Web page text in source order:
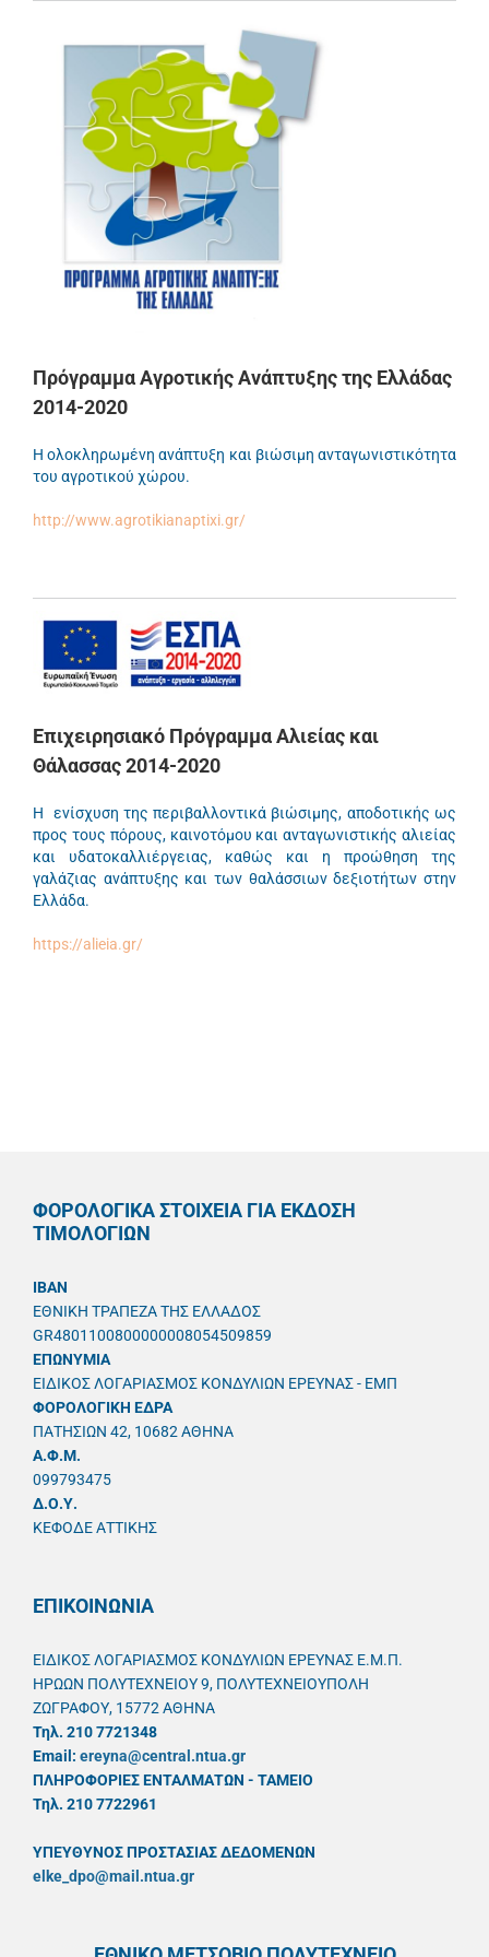
Πρόγραμμα Αγροτικής Ανάπτυξης της Ελλάδας
2014-2020
Η ολοκληρωμένη ανάπτυξη και βιώσιμη ανταγωνιστικότητα
του αγροτικού χώρου.
http://www.agrotikianaptixi.gr/
Επιχειρησιακό Πρόγραμμα Αλιείας και
Θάλασσας 2014-2020
Η ενίσχυση της περιβαλλοντικά βιώσιμης, αποδοτικής ως
προς τους πόρους, καινοτόμου και ανταγωνιστικής αλιείας
και υδατοκαλλιέργειας, καθώς και η προώθηση της
γαλάζιας ανάπτυξης και των θαλάσσιων δεξιοτήτων στην
Ελλάδα.
https://alieia.gr/
ΦΟΡΟΛΟΓΙΚΑ ΣΤΟΙΧΕΙΑ ΓΙΑ ΕΚΔΟΣΗ
ΤΙΜΟΛΟΓΙΩΝ
IBAN
ΕΘΝΙΚΗ ΤΡΑΠΕΖΑ ΤΗΣ ΕΛΛΑΔΟΣ
GR4801100800000008054509859
ΕΠΩΝΥΜΙΑ
ΕΙΔΙΚΟΣ ΛΟΓΑΡΙΑΣΜΟΣ ΚΟΝΔΥΛΙΩΝ ΕΡΕΥΝΑΣ - ΕΜΠ
ΦΟΡΟΛΟΓΙΚΗ ΕΔΡΑ
ΠΑΤΗΣΙΩΝ 42, 10682 ΑΘΗΝΑ
A.Φ.Μ.
099793475
Δ.Ο.Υ.
ΚΕΦΟΔΕ ΑΤΤΙΚΗΣ
ΕΠΙΚΟΙΝΩΝΙΑ
ΕΙΔΙΚΟΣ ΛΟΓΑΡΙΑΣΜΟΣ ΚΟΝΔΥΛΙΩΝ ΕΡΕΥΝΑΣ Ε.Μ.Π.
ΗΡΩΩΝ ΠΟΛΥΤΕΧΝΕΙΟΥ 9, ΠΟΛΥΤΕΧΝΕΙΟΥΠΟΛΗ
ΖΩΓΡΑΦΟΥ, 15772 ΑΘΗΝΑ
Τηλ. 210 7721348
Email: ereyna@central.ntua.gr
ΠΛΗΡΟΦΟΡΙΕΣ ΕΝΤΑΛΜΑΤΩΝ - ΤΑΜΕΙΟ
Τηλ. 210 7722961
ΥΠΕΥΘYΝΟΣ ΠΡΟΣΤΑΣΙΑΣ ΔΕΔΟΜΕΝΩΝ
elke_dpo@mail.ntua.gr